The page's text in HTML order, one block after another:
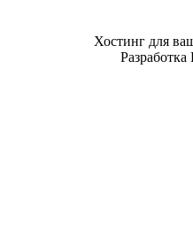
Хостинг для